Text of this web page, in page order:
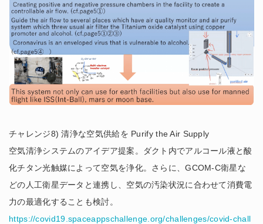
チャレンジ8) 清浄な空気供給を Purify the Air Supply
空気清浄システムのアイデア提案。ダクト内でアルコール液と酸
化チタン光触媒によって空気を浄化。さらに、GCOM-C衛星な
どの人工衛星データと連携し、空気の汚染状況に合わせて消費電
力の最適化することも検討。
https://covid19.spaceappschallenge.org/challenges/covid-chall